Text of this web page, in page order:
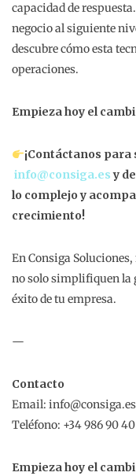
capacidad de
negocio al siguiente
descubre cómo esta
operaciones.
Empieza hoy el
¡Contáctanos
info@consiga.esy
lo complejo y
crecimiento!
En Consiga
no solo simplifiquen la
éxito de tu empresa.
—
Contacto
Email: info@consiga.es
Teléfono: +34 986 90
Empieza hoy el